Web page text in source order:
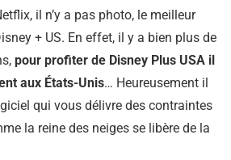
il n’y a pas photo, le meilleur
+ US. En effet, il y a bien plus de
pour profiter de Disney Plus USA il
aux États-Unis… Heureusement il
qui vous délivre des contraintes
la reine des neiges se libère de la